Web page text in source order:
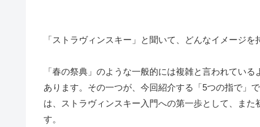
「ストラヴィンスキー」と聞いて、どんなイメージを
「春の祭典」のような一般的には複雑と言われてい
あります。その一つが、今回紹介する「5つの指で」
は、ストラヴィンスキー入門への第一歩として、ま
す。